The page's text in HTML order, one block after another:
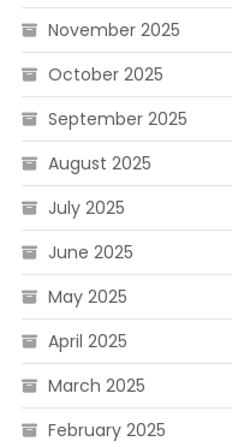
November 2025
October 2025
September 2025
August 2025
July 2025
June 2025
May 2025
April 2025
March 2025
February 2025